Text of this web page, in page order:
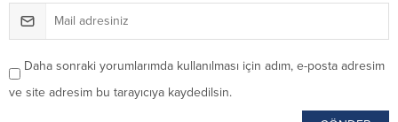
Daha sonraki yorumlarımda kullanılması için adım, e-posta adresim
ve site adresim bu tarayıcıya kaydedilsin.